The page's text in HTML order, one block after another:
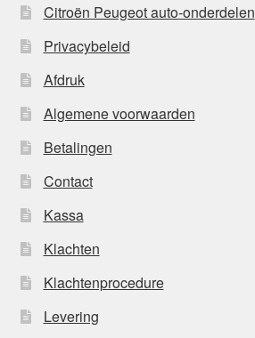
Citroën Peugeot auto-onderdelen
Privacybeleid
Afdruk
Algemene voorwaarden
Betalingen
Contact
Kassa
Klachten
Klachtenprocedure
Levering